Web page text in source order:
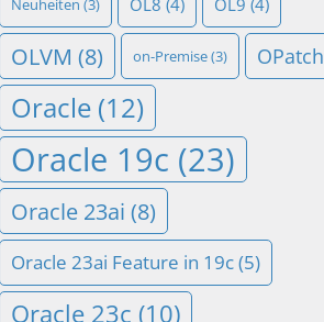
Neuheiten (3) OL8 (4) OL9 (4)
OLVM (8) on-Premise(3) OPatch
Oracle (12)
Oracle 19c (23)
Oracle 23ai (8)
Oracle 23ai Feature in 19c(5)
Oracle 23c (10)